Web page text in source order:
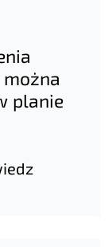
planie